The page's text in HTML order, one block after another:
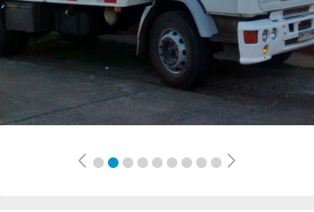
Previous Next